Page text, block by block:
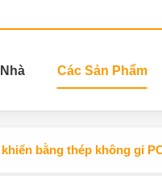
Nhà Các Sản Phẩm
bằng thép không gỉ